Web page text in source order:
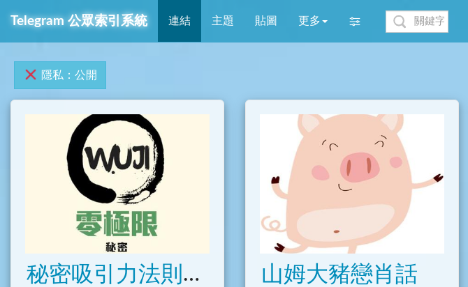
Telegram 公眾索引系統 連結 主題 貼圖 更多
隱私：公開
秘密吸引力法則實踐 山姆大豬戀肖話